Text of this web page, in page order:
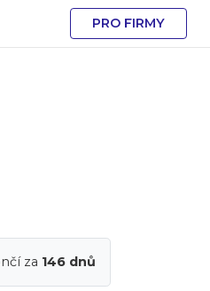
PRO FIRMY
za 146 dnů